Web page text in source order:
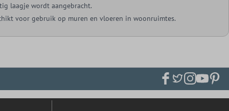
laagje wordt aangebracht.
voor gebruik op muren en vloeren in woonruimtes.